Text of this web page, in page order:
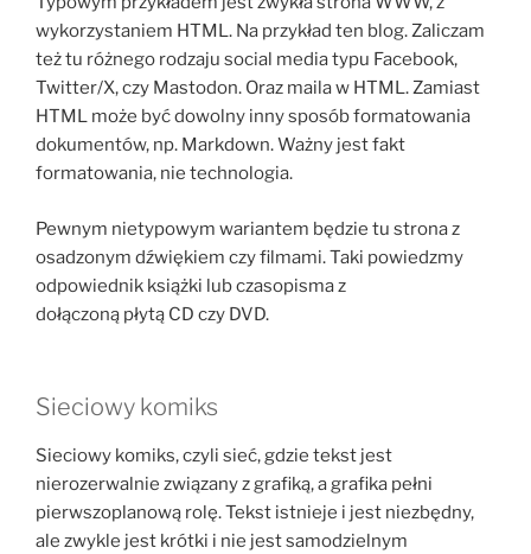
wykorzystaniem HTML. Na przykład ten blog. Zaliczam
też tu różnego rodzaju social media typu Facebook,
Twitter/X, czy Mastodon. Oraz maila w HTML. Zamiast
HTML może być dowolny inny sposób formatowania
dokumentów, np. Markdown. Ważny jest fakt
formatowania, nie technologia.
Pewnym nietypowym wariantem będzie tu strona z
osadzonym dźwiękiem czy filmami. Taki powiedzmy
odpowiednik książki lub czasopisma z
dołączoną płytą CD czy DVD.
Sieciowy komiks
Sieciowy komiks, czyli sieć, gdzie tekst jest
nierozerwalnie związany z grafiką, a grafika pełni
pierwszoplanową rolę. Tekst istnieje i jest niezbędny,
ale zwykle jest krótki i nie jest samodzielnym